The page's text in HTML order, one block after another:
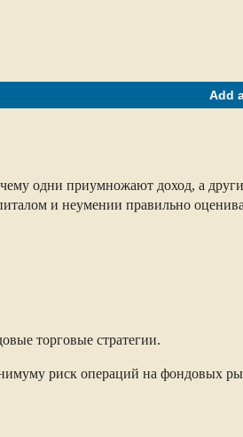
Add
одни приумножают доход, а
и неумении правильно
торговые стратегии.
риск операций на фондовых